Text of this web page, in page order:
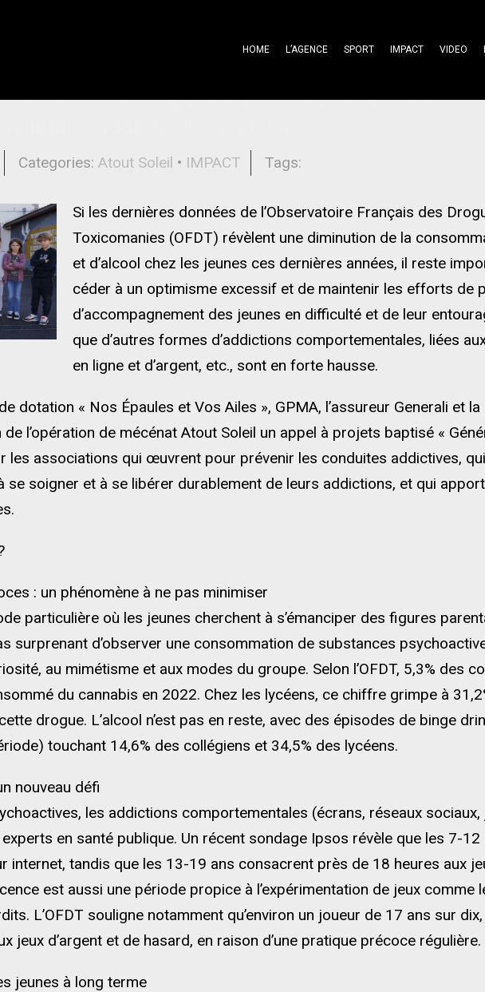
HOME L’AGENCE SPORT IMPACT VIDEO
: un 17ème appel à projets pour prévenir
Categories: Atout Soleil • IMPACT Tags:
Si les dernières données de l’Observatoire Français des
Toxicomanies (OFDT) révèlent une diminution de la
et d’alcool chez les jeunes ces dernières années, il reste
céder à un optimisme excessif et de maintenir les efforts de
d’accompagnement des jeunes en difficulté et de leur
que d’autres formes d’addictions comportementales, liées
en ligne et d’argent, etc., sont en forte hausse.
dotation « Nos Épaules et Vos Ailes », GPMA, l’assureur Generali et
l’opération de mécénat Atout Soleil un appel à projets baptisé «
les associations qui œuvrent pour prévenir les conduites addictives,
se soigner et à se libérer durablement de leurs addictions, et qui
: un phénomène à ne pas minimiser
particulière où les jeunes cherchent à s’émanciper des figures
surprenant d’observer une consommation de substances
au mimétisme et aux modes du groupe. Selon l’OFDT, 5,3% des
du cannabis en 2022. Chez les lycéens, ce chiffre grimpe à
drogue. L’alcool n’est pas en reste, avec des épisodes de binge
touchant 14,6% des collégiens et 34,5% des lycéens.
nouveau défi
les addictions comportementales (écrans, réseaux sociaux,
en santé publique. Un récent sondage Ipsos révèle que les 7-
internet, tandis que les 13-19 ans consacrent près de 18 heures aux
est aussi une période propice à l’expérimentation de jeux comme
L’OFDT souligne notamment qu’environ un joueur de 17 ans sur
jeux d’argent et de hasard, en raison d’une pratique précoce régulière.
jeunes à long terme